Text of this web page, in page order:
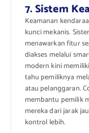
7. Sistem
Keamanan
kunci mekanis.
menawarkan fitur
diakses melalui
modern kini
tahu pemiliknya
atau pelanggaran.
membantu pemilik
mereka dari jarak
kontrol lebih.